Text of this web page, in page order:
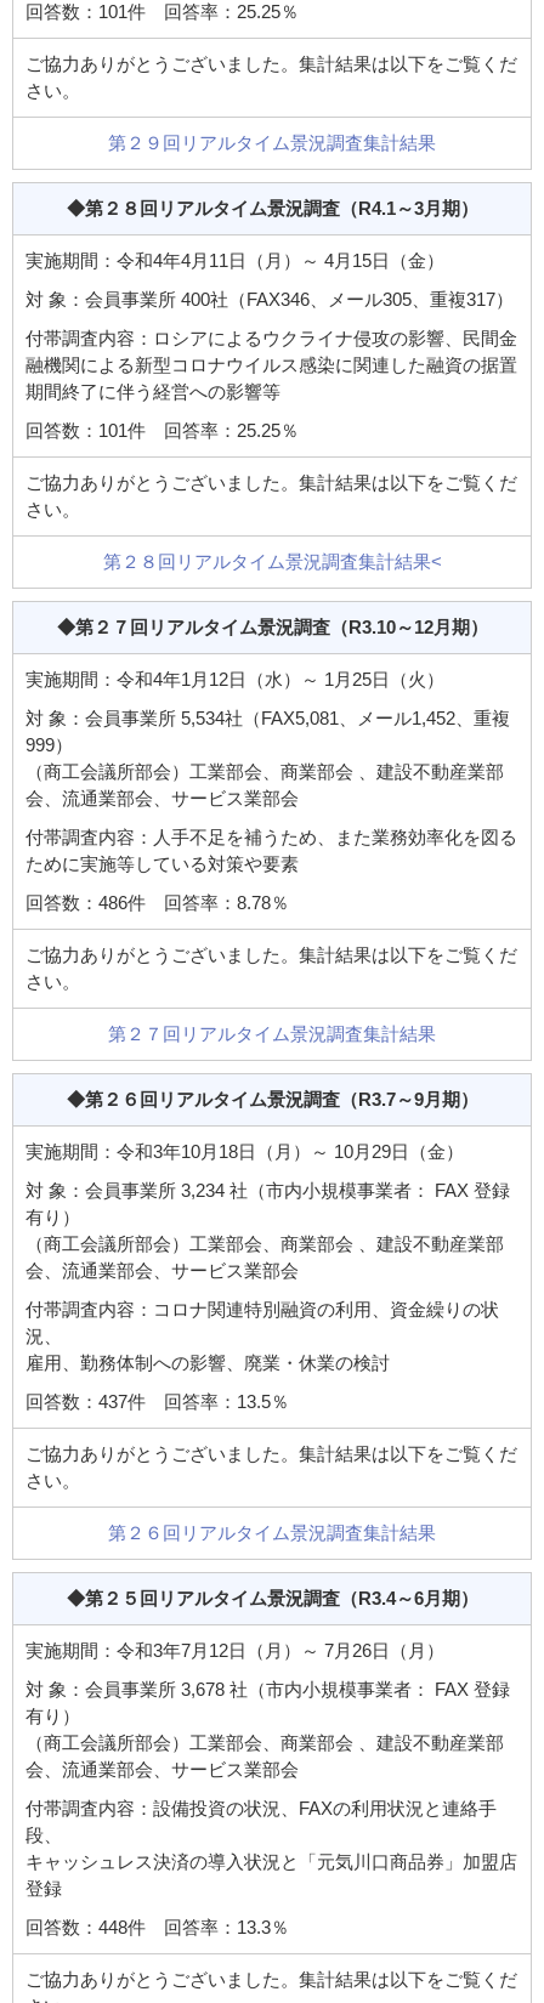
回答数：101件 回答率：25.25％
ご協力ありがとうございました。集計結果は以下をご覧くだ
さい。
第２９回リアルタイム景況調査集計結果
◆第２８回リアルタイム景況調査（R4.1～3月期）
実施期間：令和4年4月11日（月）～ 4月15日（金）
対 象：会員事業所 400社（FAX346、メール305、重複317）
付帯調査内容：ロシアによるウクライナ侵攻の影響、民間金
融機関による新型コロナウイルス感染に関連した融資の据置
期間終了に伴う経営への影響等
回答数：101件 回答率：25.25％
ご協力ありがとうございました。集計結果は以下をご覧くだ
さい。
第２８回リアルタイム景況調査集計結果<
◆第２７回リアルタイム景況調査（R3.10～12月期）
実施期間：令和4年1月12日（水）～ 1月25日（火）
対 象：会員事業所 5,534社（FAX5,081、メール1,452、重複
999）
（商工会議所部会）工業部会、商業部会 、建設不動産業部
会、流通業部会、サービス業部会
付帯調査内容：人手不足を補うため、また業務効率化を図る
ために実施等している対策や要素
回答数：486件 回答率：8.78％
ご協力ありがとうございました。集計結果は以下をご覧くだ
さい。
第２７回リアルタイム景況調査集計結果
◆第２６回リアルタイム景況調査（R3.7～9月期）
実施期間：令和3年10月18日（月）～ 10月29日（金）
対 象：会員事業所 3,234 社（市内小規模事業者： FAX 登録
有り）
（商工会議所部会）工業部会、商業部会 、建設不動産業部
会、流通業部会、サービス業部会
付帯調査内容：コロナ関連特別融資の利用、資金繰りの状
況、
雇用、勤務体制への影響、廃業・休業の検討
回答数：437件 回答率：13.5％
ご協力ありがとうございました。集計結果は以下をご覧くだ
さい。
第２６回リアルタイム景況調査集計結果
◆第２５回リアルタイム景況調査（R3.4～6月期）
実施期間：令和3年7月12日（月）～ 7月26日（月）
対 象：会員事業所 3,678 社（市内小規模事業者： FAX 登録
有り）
（商工会議所部会）工業部会、商業部会 、建設不動産業部
会、流通業部会、サービス業部会
付帯調査内容：設備投資の状況、FAXの利用状況と連絡手
段、
キャッシュレス決済の導入状況と「元気川口商品券」加盟店
登録
回答数：448件 回答率：13.3％
ご協力ありがとうございました。集計結果は以下をご覧くだ